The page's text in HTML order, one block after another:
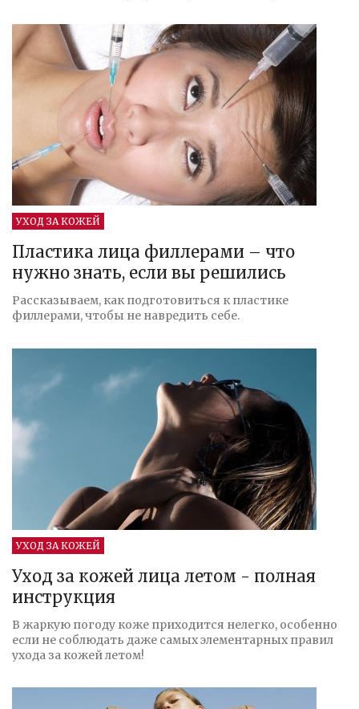
УХОД ЗА КОЖЕЙ
Пластика лица филлерами – что
нужно знать, если вы решились
Рассказываем, как подготовиться к пластике
филлерами, чтобы не навредить себе.
УХОД ЗА КОЖЕЙ
Уход за кожей лица летом - полная
инструкция
В жаркую погоду коже приходится нелегко, особенно
если не соблюдать даже самых элементарных правил
ухода за кожей летом!